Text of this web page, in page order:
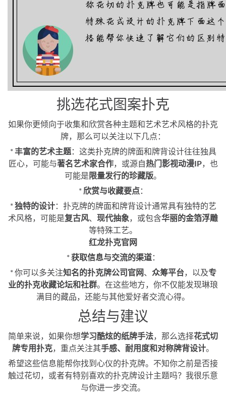
挑选花式图案扑克
如果你更倾向于收集和欣赏各种主题和艺术艺术风格的扑克
牌，那么可以关注以下几点：
*丰富的艺术主题：这类扑克牌的牌面和牌背设计往往独具
匠心，可能与著名艺术家合作，或源自热门影视动漫IP，也
可能是限量发行的珍藏版。
* 欣赏与收藏要点：
*独特的设计：扑克牌的牌面和牌背设计通常具有独特的艺
术风格，可能是复古风、 现代抽象，或包含华丽的金箔浮雕
等特殊工艺。
红龙扑克官网
*获取信息与交流的渠道：
* 你可以多关注知名的扑克牌公司官网、 众筹平台，以及专
业的扑克收藏论坛和社群。在这些地方，你不仅能发现琳琅
满目的藏品，还能与其他爱好者交流心得。
总结与建议
简单来说，如果你想学习酷炫的纸牌手法，那么选择花式切
牌专用扑克，重点关注其手感、耐用度和对称牌背设计。
希望这些信息能帮你找到心仪的扑克牌。不知你之前是否接
触过花切，或者有特别喜欢的扑克牌设计主题吗？我很乐意
与你进一步交流。